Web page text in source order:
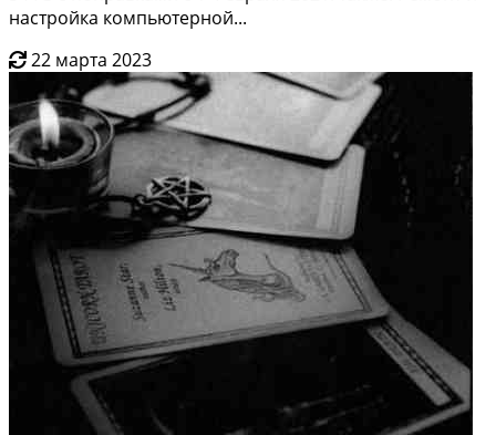
настройка компьютерной...
22 марта 2023